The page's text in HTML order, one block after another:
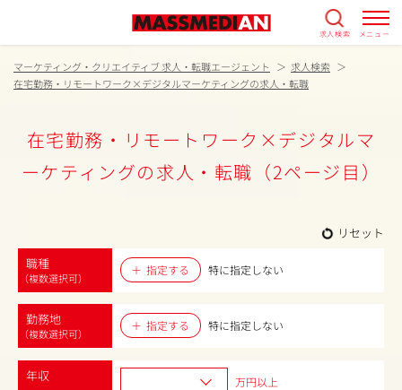
求人検索 メニュー
マーケティング・クリエイティブ 求人・転職エージェント
求人検索
在宅勤務・リモートワーク×デジタルマーケティングの求人・転職
在宅勤務・リモートワーク×デジタルマ
ーケティングの求人・転職（2ページ目）
リセット
職種
（複数選択可）
指定する 特に指定しない
勤務地
（複数選択可）
指定する 特に指定しない
年収 万円以上